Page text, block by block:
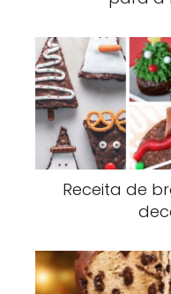
Receita de